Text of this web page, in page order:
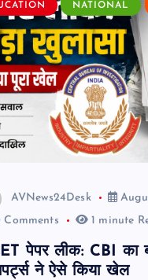
NATIONAL
AVNews24Desk
Comments
1 minute
पेपर लीक: CBI का
ने ऐसे किया खेल